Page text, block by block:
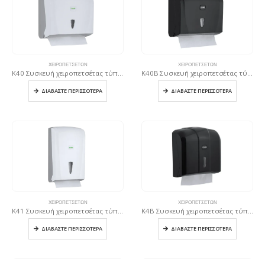
ΧΕΙΡΟΠΕΤΣΈΤΩΝ
ΔΙΑΒΆΣΤΕ ΠΕΡΙΣΣΌΤΕΡΑ
ΧΕΙΡΟΠΕΤΣΈΤΩΝ
ΔΙΑΒΆΣΤΕ ΠΕΡΙΣΣΌΤΕΡΑ
ΧΕΙΡΟΠΕΤΣΈΤΩΝ
ΔΙΑΒΆΣΤΕ ΠΕΡΙΣΣΌΤΕΡΑ
ΧΕΙΡΟΠΕΤΣΈΤΩΝ
ΔΙΑΒΆΣΤΕ ΠΕΡΙΣΣΌΤΕΡΑ